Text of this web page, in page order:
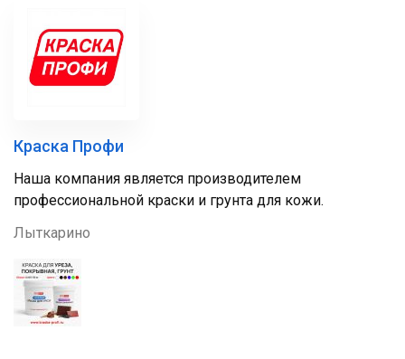
Краска Профи
Наша компания является производителем
профессиональной краски и грунта для кожи.
Лыткарино